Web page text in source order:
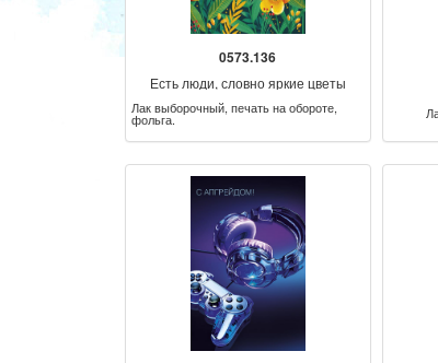
0573.136
Есть люди, словно яркие цветы
Лак выборочный, печать на обороте,
фольга.